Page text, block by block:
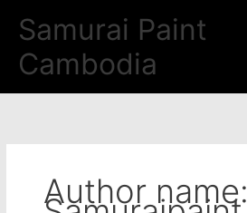
Samurai Paint
Cambodia
Author name: